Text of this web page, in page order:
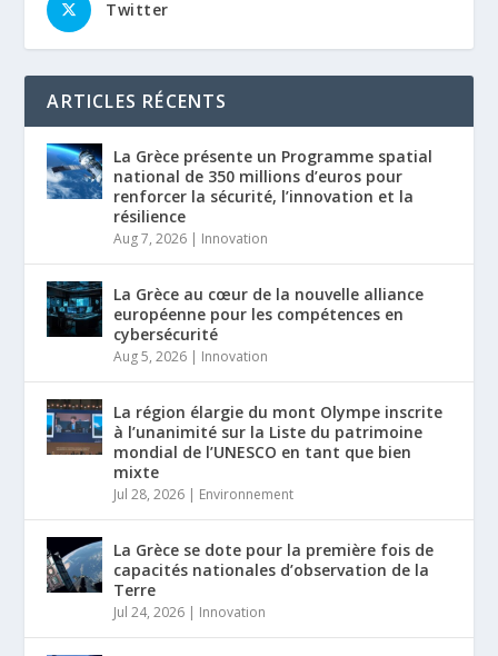
Twitter
ARTICLES RÉCENTS
La Grèce présente un Programme spatial
national de 350 millions d’euros pour
renforcer la sécurité, l’innovation et la
résilience
Aug 7, 2026 | Innovation
La Grèce au cœur de la nouvelle alliance
européenne pour les compétences en
cybersécurité
Aug 5, 2026 | Innovation
La région élargie du mont Olympe inscrite
à l’unanimité sur la Liste du patrimoine
mondial de l’UNESCO en tant que bien
mixte
Jul 28, 2026 | Environnement
La Grèce se dote pour la première fois de
capacités nationales d’observation de la
Terre
Jul 24, 2026 | Innovation